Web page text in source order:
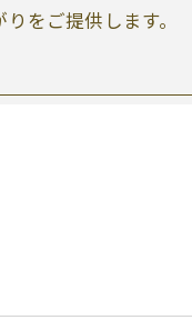
をご提供します。